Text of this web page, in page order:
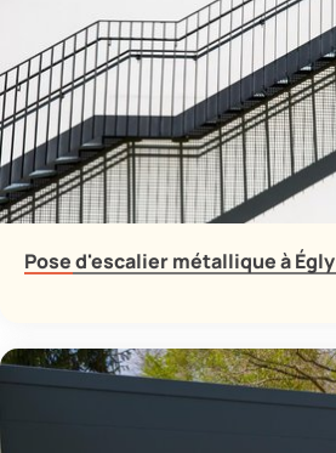
Pose d'escalier métallique à Égly